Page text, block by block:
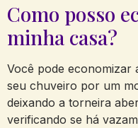
Como posso
minha casa?
Você pode economizar
seu chuveiro por um
deixando a torneira
verificando se há